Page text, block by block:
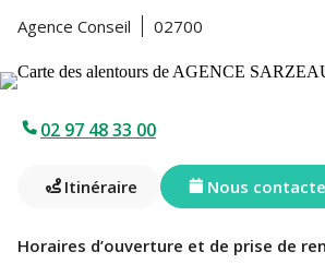
Agence Conseil
02700
02 97 48 33 00
Itinéraire Nous
Horaires d’ouverture et de prise de